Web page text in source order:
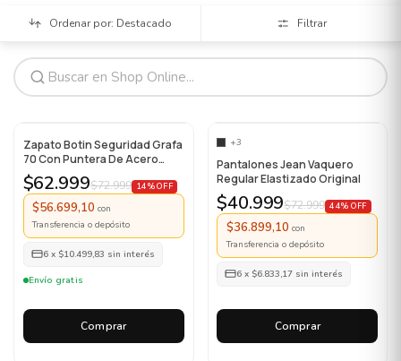
Ordenar por: Destacado Filtrar
Zapato Botin Seguridad Grafa
70 Con Puntera De Acero
Trabajo
$62.999$72.999 14% OFF
$56.699,10 con
Transferencia o depósito
6 x $10.499,83 sin interés
Envío gratis
Comprar
+3
Pantalones Jean Vaquero
Regular Elastizado Original
$40.999$72.999 44% OFF
$36.899,10 con
Transferencia o depósito
6 x $6.833,17 sin interés
Comprar